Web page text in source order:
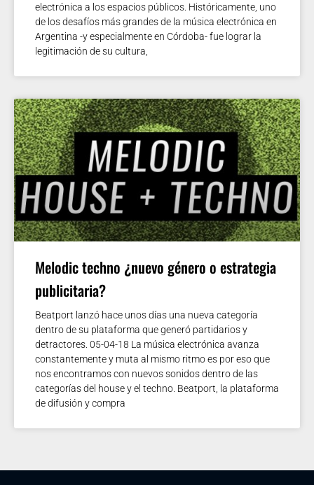
electrónica a los espacios públicos. Históricamente, uno
de los desafíos más grandes de la música electrónica en
Argentina -y especialmente en Córdoba- fue lograr la
legitimación de su cultura,
Melodic techno ¿nuevo género o estrategia
publicitaria?
Beatport lanzó hace unos días una nueva categoría
dentro de su plataforma que generó partidarios y
detractores. 05-04-18 La música electrónica avanza
constantemente y muta al mismo ritmo es por eso que
nos encontramos con nuevos sonidos dentro de las
categorías del house y el techno. Beatport, la plataforma
de difusión y compra